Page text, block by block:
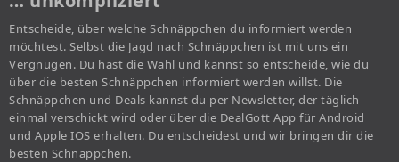
Entscheide, über welche Schnäppchen du informiert werden
möchtest. Selbst die Jagd nach Schnäppchen ist mit uns ein
Vergnügen. Du hast die Wahl und kannst so entscheide, wie du
über die besten Schnäppchen informiert werden willst. Die
Schnäppchen und Deals kannst du per Newsletter, der täglich
einmal verschickt wird oder über die DealGott App für Android
und Apple IOS erhalten. Du entscheidest und wir bringen dir die
besten Schnäppchen.